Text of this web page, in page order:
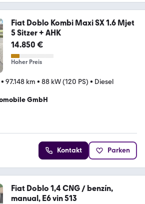
Fiat Doblo Kombi Maxi SX 1.6 Mjet
5 Sitzer + AHK
14.850 €
Hoher Preis
• 97.148 km • 88 kW (120 PS) • Diesel
GmbH
Kontakt Parken
Fiat Doblo 1,4 CNG / benzín,
manual, E6 vin 513